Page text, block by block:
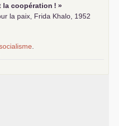
la coopération ! »
la paix, Frida Khalo, 1952